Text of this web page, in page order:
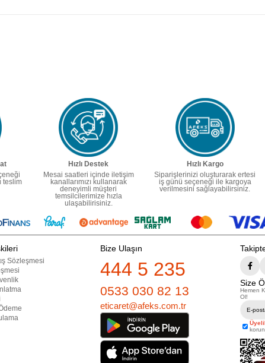
teslim
Hızlı Destek
Mesai saatleri içinde iletişim
kanallarımızı kullanarak
deneyimli müşteri
temsilcilerimize hızla
ulaşabilirisiniz.
Hızlı Kargo
Siparişlerinizi oluşturarak ertesi
iş günü seçeneği ile kargoya
verilmesini sağlayabilirsiniz.
Sözleşmesi
Bize Ulaşın
444 5 235
0533 030 82 13
eticaret@afeks.com.tr
Size
Hemen
Ol!